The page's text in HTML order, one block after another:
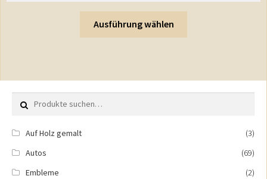
Ausführung wählen
Suche nach:
Auf Holz gemalt
(3)
Autos
(69)
Embleme
(2)